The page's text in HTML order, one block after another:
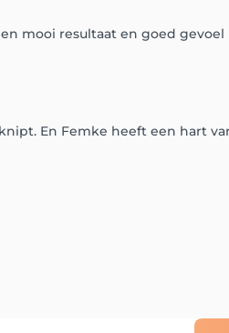
mooi resultaat en goed gevoel
En Femke heeft een hart